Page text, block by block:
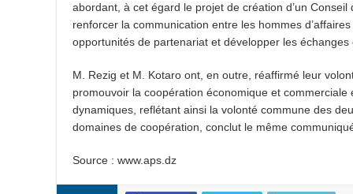
abordant, à cet égard le projet de création d’un
renforcer la communication entre les hommes
opportunités de partenariat et développer les échanges
M. Rezig et M. Kotaro ont, en outre, réaffirmé leur
promouvoir la coopération économique et
dynamiques, reflétant ainsi la volonté commune des
domaines de coopération, conclut le même
Source : www.aps.dz